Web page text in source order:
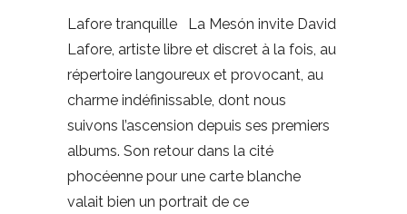
Lafore tranquille La Mesón invite David
Lafore, artiste libre et discret à la fois, au
répertoire langoureux et provocant, au
charme indéfinissable, dont nous
suivons l’ascension depuis ses premiers
albums. Son retour dans la cité
phocéenne pour une carte blanche
valait bien un portrait de ce